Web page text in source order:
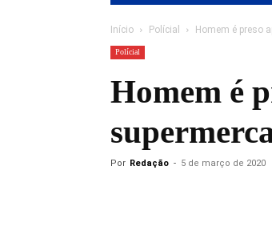
Início Polícial Homem é preso
Polícial
Homem é
Por Redação - 5 de março de 2020